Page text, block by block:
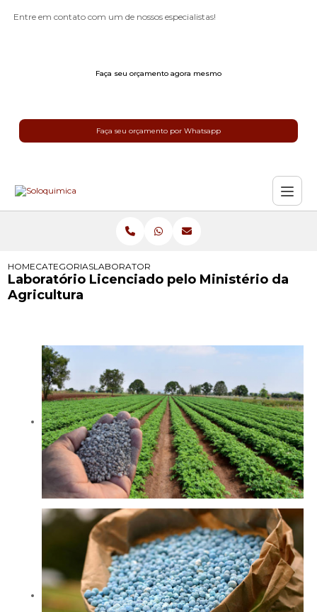
Entre em contato com um de nossos especialistas!
Faça seu orçamento agora mesmo
Faça seu orçamento por Whatsapp
HOMECATEGORIASLABORATORIO LICENCIADO PELO MINISTERIO DA
Laboratório Licenciado pelo Ministério da
Agricultura